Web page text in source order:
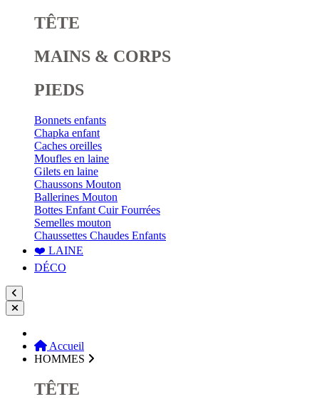
TÊTE
MAINS & CORPS
PIEDS
Bonnets enfants
Chapka enfant
Caches oreilles
Moufles en laine
Gilets en laine
Chaussons Mouton
Ballerines Mouton
Bottes Enfant Cuir Fourrées
Semelles mouton
Chaussettes Chaudes Enfants
❤️ LAINE
DÉCO
Accueil
HOMMES
TÊTE